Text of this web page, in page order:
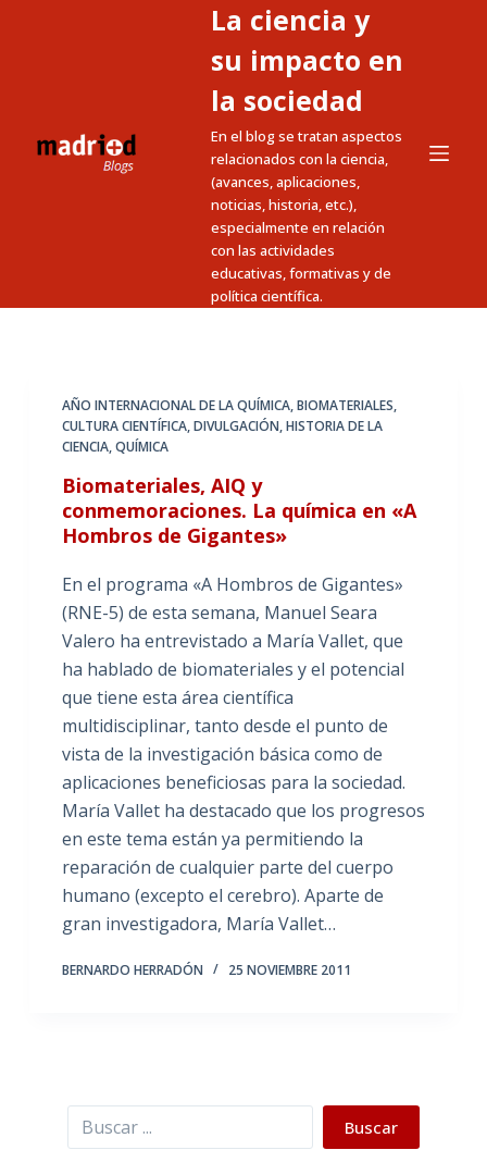
n
La ciencia y
su impacto en
la sociedad
En el blog se tratan aspectos
relacionados con la ciencia,
(avances, aplicaciones,
noticias, historia, etc.),
especialmente en relación
con las actividades
educativas, formativas y de
política científica.
AÑO INTERNACIONAL DE LA QUÍMICA,BIOMATERIALES,
CULTURA CIENTÍFICA,DIVULGACIÓN,HISTORIA DE LA
CIENCIA,QUÍMICA
Biomateriales, AIQ y
conmemoraciones. La química en «A
Hombros de Gigantes»
En el programa «A Hombros de Gigantes»
(RNE-5) de esta semana, Manuel Seara
Valero ha entrevistado a María Vallet, que
ha hablado de biomateriales y el potencial
que tiene esta área científica
multidisciplinar, tanto desde el punto de
vista de la investigación básica como de
aplicaciones beneficiosas para la sociedad.
María Vallet ha destacado que los progresos
en este tema están ya permitiendo la
reparación de cualquier parte del cuerpo
humano (excepto el cerebro). Aparte de
gran investigadora, María Vallet…
BERNARDO HERRADÓN 25 NOVIEMBRE 2011
Buscar Buscar